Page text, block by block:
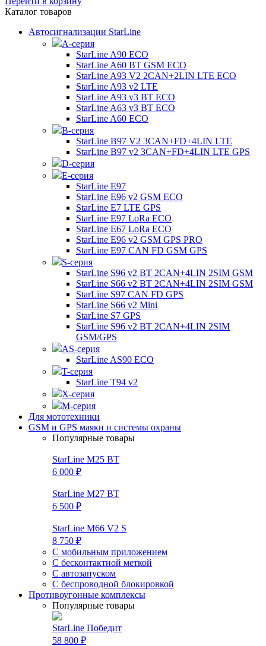
Каталог товаров
Автосигнализации StarLine
А-серия
StarLine A90 ECO
StarLine A60 BT GSM ECO
StarLine A93 V2 2CAN+2LIN LTE ECO
StarLine A93 v2 LTE
StarLine A93 v3 BT ECO
StarLine A63 v3 BT ECO
StarLine A60 ECO
B-серия
StarLine B97 V2 3CAN+FD+4LIN LTE
StarLine B97 v2 3CAN+FD+4LIN LTE GPS
D-серия
E-серия
StarLine E97
StarLine E96 v2 GSM ECO
StarLine E7 LTE GPS
StarLine E97 LoRa ECO
StarLine E67 LoRa ECO
StarLine E96 v2 GSM GPS PRO
StarLine E97 CAN FD GSM GPS
S-серия
StarLine S96 v2 BT 2CAN+4LIN 2SIM GSM
StarLine S66 v2 BT 2CAN+4LIN 2SIM GSM
StarLine S97 CAN FD GPS
StarLine S66 v2 Mini
StarLine S7 GPS
StarLine S96 v2 BT 2CAN+4LIN 2SIM
GSM/GPS
AS-серия
StarLine AS90 ECO
T-серия
StarLine T94 v2
X-серия
M-серия
Для мототехники
GSM и GPS маяки и системы охраны
Популярные товары
StarLine M25 BT
6 000 ₽
StarLine M27 BT
6 500 ₽
StarLine M66 V2 S
8 750 ₽
С мобильным приложением
С бесконтактной меткой
С автозапуском
С беспроводной блокировкой
Противоугонные комплексы
Популярные товары
StarLine Победит
58 800 ₽